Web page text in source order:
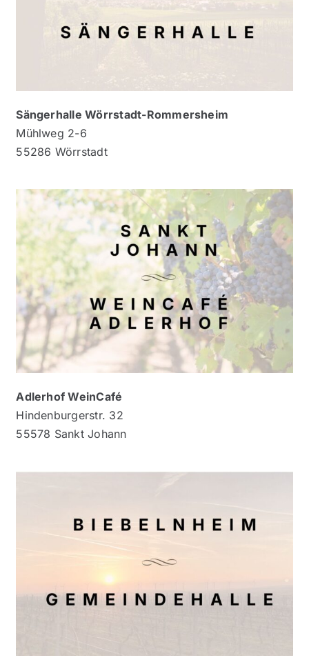
Sängerhalle Wörrstadt-Rommersheim
Mühlweg 2-6
55286 Wörrstadt
Adlerhof WeinCafé
Hindenburgerstr. 32
55578 Sankt Johann